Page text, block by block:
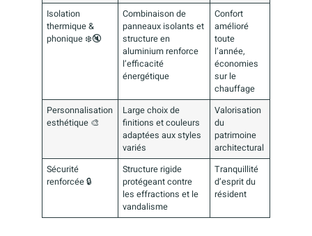
Isolation
thermique &
phonique ❄️🔇
Combinaison de
panneaux isolants et
structure en
aluminium renforce
l’efficacité
énergétique
Confort
amélioré
toute
l’année,
économies
sur le
chauffage
Personnalisation
esthétique 🎨
Large choix de
finitions et couleurs
adaptées aux styles
variés
Valorisation
du
patrimoine
architectural
Sécurité
renforcée 🔒
Structure rigide
protégeant contre
les effractions et le
vandalisme
Tranquillité
d’esprit du
résident